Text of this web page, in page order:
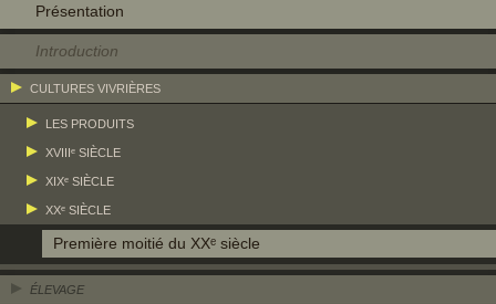
Présentation
Introduction
CULTURES VIVRIÈRES
LES PRODUITS
XVIIIᵉ SIÈCLE
XIXᵉ SIÈCLE
XXᵉ SIÈCLE
Première moitié du XXᵉ siècle
ÉLEVAGE